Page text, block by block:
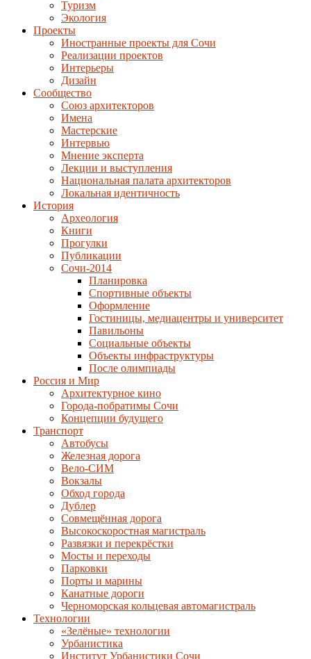
Туризм
Экология
Проекты
Иностранные проекты для Сочи
Реализации проектов
Интерьеры
Дизайн
Сообщество
Союз архитекторов
Имена
Мастерские
Интервью
Мнение эксперта
Лекции и выступления
Национальная палата архитекторов
Локальная идентичность
История
Археология
Книги
Прогулки
Публикации
Сочи-2014
Планировка
Спортивные объекты
Оформление
Гостиницы, медиацентры и университет
Павильоны
Социальные объекты
Объекты инфраструктуры
После олимпиады
Россия и Мир
Архитектурное кино
Города-побратимы Сочи
Концепции будущего
Транспорт
Автобусы
Железная дорога
Вело-СИМ
Вокзалы
Обход города
Дублер
Совмещённая дорога
Высокоскоростная магистраль
Развязки и перекрёстки
Мосты и переходы
Парковки
Порты и марины
Канатные дороги
Черноморская кольцевая автомагистраль
Технологии
«Зелёные» технологии
Урбанистика
Институт Урбанистики Сочи